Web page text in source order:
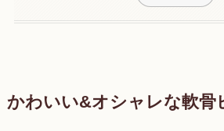
かわいい&オシャレな軟骨